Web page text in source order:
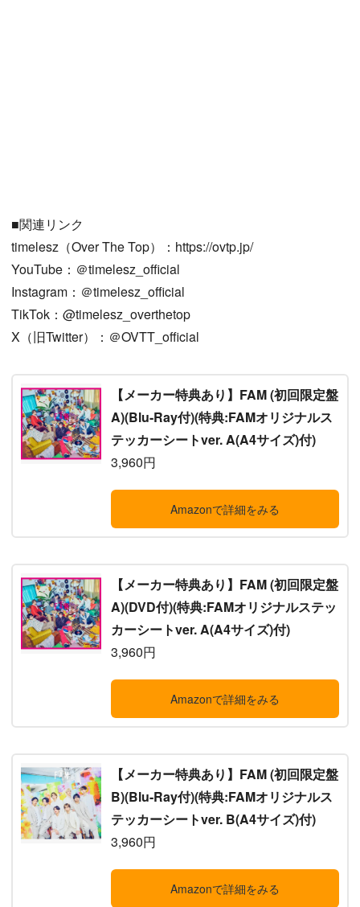
■関連リンク
timelesz（Over The Top）：https://ovtp.jp/
YouTube：＠timelesz_official
Instagram：＠timelesz_official
TikTok：@timelesz_overthetop
X（旧Twitter）：＠OVTT_official
【メーカー特典あり】FAM (初回限定盤
A)(Blu-Ray付)(特典:FAMオリジナルス
テッカーシートver. A(A4サイズ)付)
3,960円
Amazonで詳細をみる
【メーカー特典あり】FAM (初回限定盤
A)(DVD付)(特典:FAMオリジナルステッ
カーシートver. A(A4サイズ)付)
3,960円
Amazonで詳細をみる
【メーカー特典あり】FAM (初回限定盤
B)(Blu-Ray付)(特典:FAMオリジナルス
テッカーシートver. B(A4サイズ)付)
3,960円
Amazonで詳細をみる